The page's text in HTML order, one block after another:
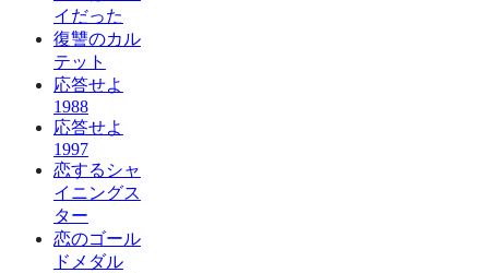
イだった
復讐のカル
テット
応答せよ
1988
応答せよ
1997
恋するシャ
イニングス
ター
恋のゴール
ドメダル